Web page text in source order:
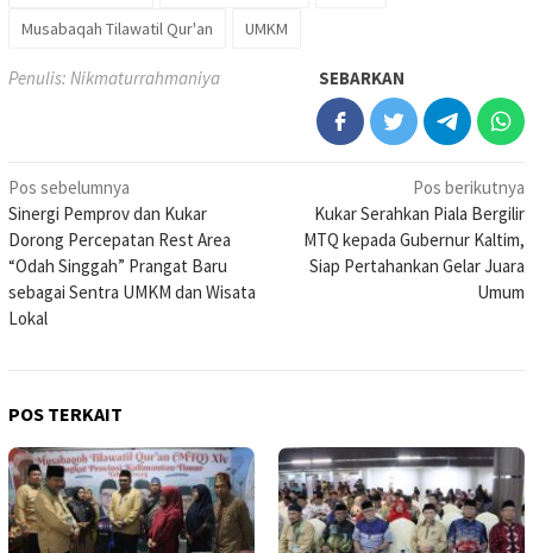
Musabaqah Tilawatil Qur'an
UMKM
Penulis: Nikmaturrahmaniya SEBARKAN
Navigasi
pos
Pos sebelumnya
Sinergi Pemprov dan Kukar
Dorong Percepatan Rest Area
“Odah Singgah” Prangat Baru
sebagai Sentra UMKM dan Wisata
Lokal
Pos berikutnya
Kukar Serahkan Piala Bergilir
MTQ kepada Gubernur Kaltim,
Siap Pertahankan Gelar Juara
Umum
POS TERKAIT